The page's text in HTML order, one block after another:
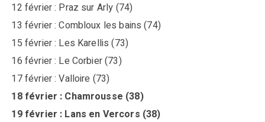
12 février : Praz sur Arly (74)
13 février : Combloux les bains (74)
15 février : Les Karellis (73)
16 février : Le Corbier (73)
17 février : Valloire (73)
18 février : Chamrousse (38)
19 février : Lans en Vercors (38)